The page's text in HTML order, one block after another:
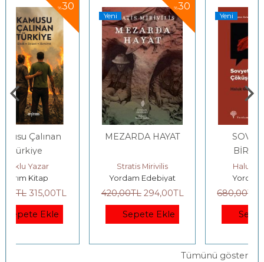
Rob Swart
%30
Yeni
MEZARDA HAYAT
Stratis Mirivilis
Yordam Edebiyat
420,00TL ,00TL
Sepete Ekle
%30
Yeni
SOVYETLER
Haluk Gerger
Yordam Kitap
680,00TL ,00TL
Sepete Ekle
Tümünü göster